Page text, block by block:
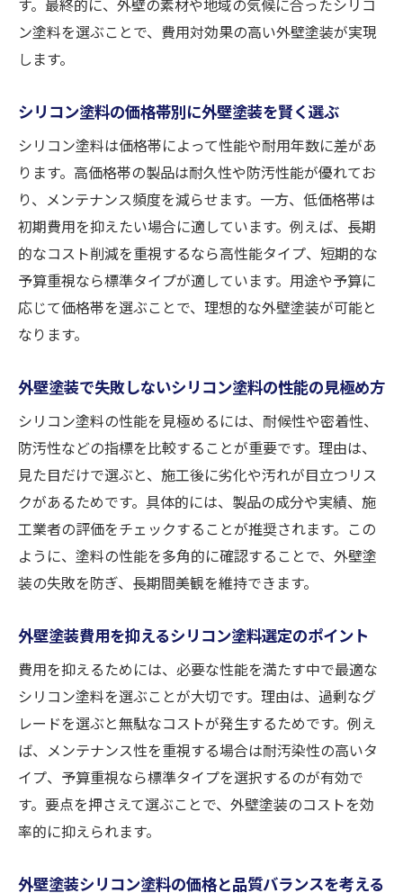
ン塗料を選ぶことで、費用対効果の高い外壁塗装が実現
します。
シリコン塗料の価格帯別に外壁塗装を賢く選ぶ
シリコン塗料は価格帯によって性能や耐用年数に差があ
ります。高価格帯の製品は耐久性や防汚性能が優れてお
り、メンテナンス頻度を減らせます。一方、低価格帯は
初期費用を抑えたい場合に適しています。例えば、長期
的なコスト削減を重視するなら高性能タイプ、短期的な
予算重視なら標準タイプが適しています。用途や予算に
応じて価格帯を選ぶことで、理想的な外壁塗装が可能と
なります。
外壁塗装で失敗しないシリコン塗料の性能の見極め方
シリコン塗料の性能を見極めるには、耐候性や密着性、
防汚性などの指標を比較することが重要です。理由は、
見た目だけで選ぶと、施工後に劣化や汚れが目立つリス
クがあるためです。具体的には、製品の成分や実績、施
工業者の評価をチェックすることが推奨されます。この
ように、塗料の性能を多角的に確認することで、外壁塗
装の失敗を防ぎ、長期間美観を維持できます。
外壁塗装費用を抑えるシリコン塗料選定のポイント
費用を抑えるためには、必要な性能を満たす中で最適な
シリコン塗料を選ぶことが大切です。理由は、過剰なグ
レードを選ぶと無駄なコストが発生するためです。例え
ば、メンテナンス性を重視する場合は耐汚染性の高いタ
イプ、予算重視なら標準タイプを選択するのが有効で
す。要点を押さえて選ぶことで、外壁塗装のコストを効
率的に抑えられます。
外壁塗装シリコン塗料の価格と品質バランスを考える